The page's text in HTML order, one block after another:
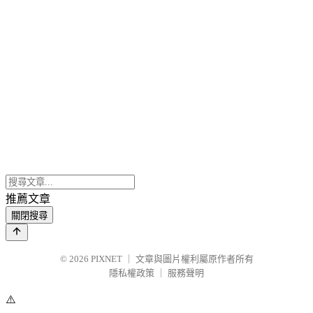
推薦文章
關閉搜尋
© 2026 PIXNET
文章與圖片權利屬原作者所有
隱私權政策
服務聲明
⚠️